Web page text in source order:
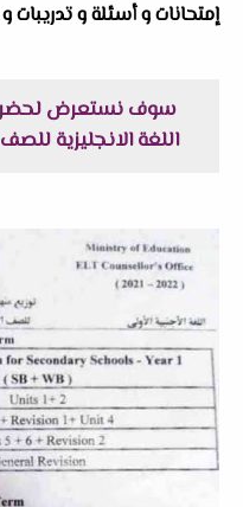
إمتحانات و أسئلة و تدريبات
سوف نستعرض
اللغة الانجليزية للصف